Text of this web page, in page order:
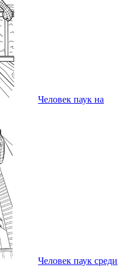
Человек паук на
Человек паук среди